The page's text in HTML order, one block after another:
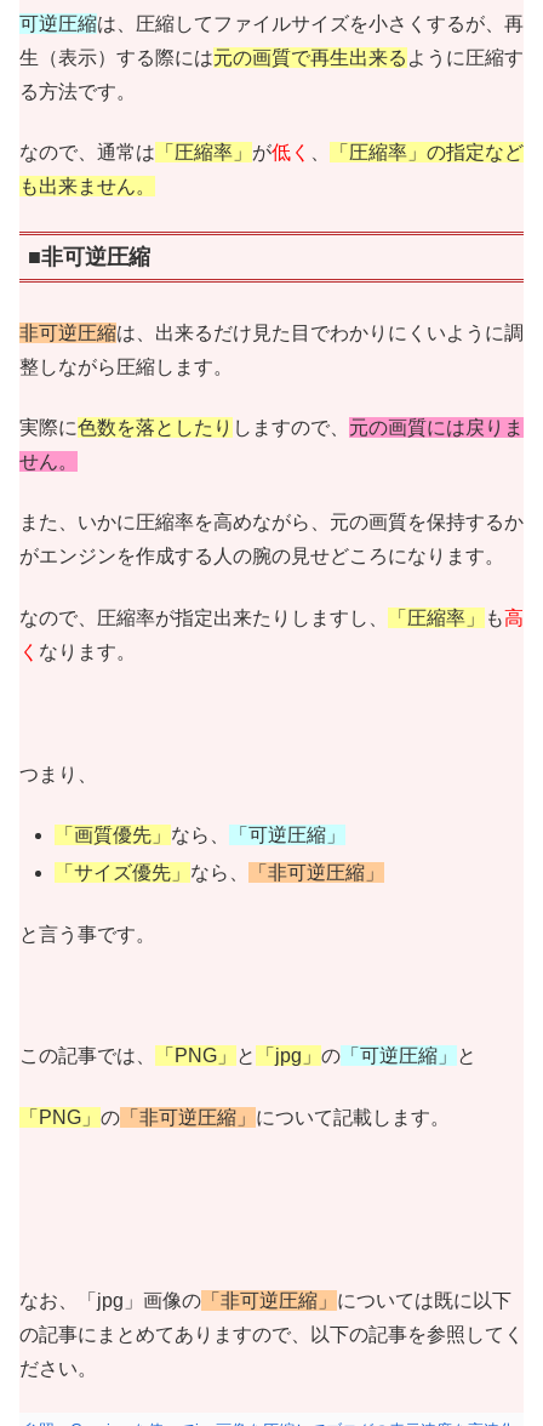
可逆圧縮は、圧縮してファイルサイズを小さくするが、再
生（表示）する際には元の画質で再生出来る ように圧縮す
る方法です。
なので、通常は 「圧縮率」 が低く
「圧縮率」の指定など
も出来ません。
■非可逆圧縮
非可逆圧縮は、出来るだけ見た目でわかりにくいように調
整しながら圧縮します。
実際に色数を落としたり しますので、 元の画質には戻りま
せん。
また、いかに圧縮率を高めながら、元の画質を保持するか
がエンジンを作成する人の腕の見せどころになります。
なので、圧縮率が指定出来たりしますし、 「圧縮率」 も高
く なります。
つまり、
「画質優先」 なら、
「可逆圧縮」
「サイズ優先」 なら、 「非可逆圧縮」
と言う事です。
この記事では、 「PNG」 と 「jpg」 の 「可逆圧縮」 と
「PNG」 の 「非可逆圧縮」 について記載します。
なお、「jpg」画像の 「非可逆圧縮」 については既に以下
の記事にまとめてありますので、以下の記事を参照してく
ださい。